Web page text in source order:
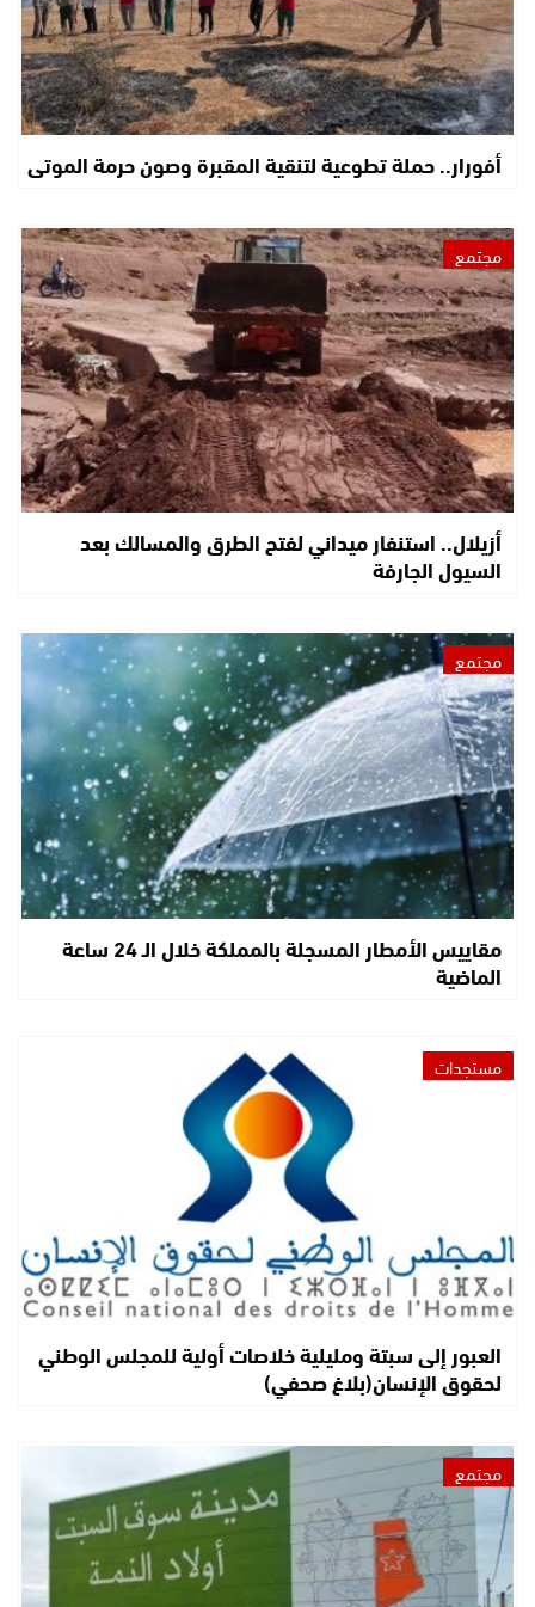
أفورار.. حملة تطوعية لتنقية المقبرة وصون حرمة الموتى
مجتمع
أزيلال.. استنفار ميداني لفتح الطرق والمسالك بعد
السيول الجارفة
مجتمع
مقاييس الأمطار المسجلة بالمملكة خلال الـ 24 ساعة
الماضية
مستجدات
العبور إلى سبتة ومليلية خلاصات أولية للمجلس الوطني
لحقوق الإنسان(بلاغ صحفي)
مجتمع